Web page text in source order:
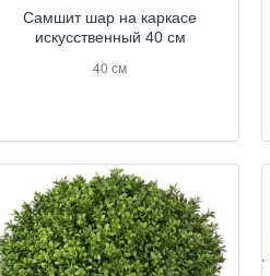
Самшит шар на каркасе
искусственный 40 см
40 см